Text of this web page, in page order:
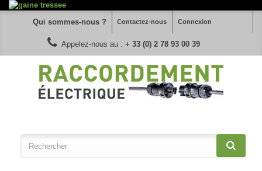
Connexion
Contactez-nous
Qui sommes-nous ?
Appelez-nous au : + 33 (0) 2 78 93 00 39